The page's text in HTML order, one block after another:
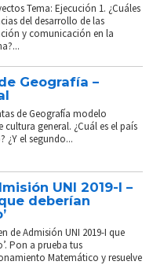
Tema: Ejecución 1. ¿Cuáles
del desarrollo de las
y comunicación en la
Geografía –
de Geografía modelo
general. ¿Cuál es el país
¿Y el segundo...
UNI 2019-I –
deberían
de Admisión UNI 2019-I que
Pon a prueba tus
Matemático y resuelve